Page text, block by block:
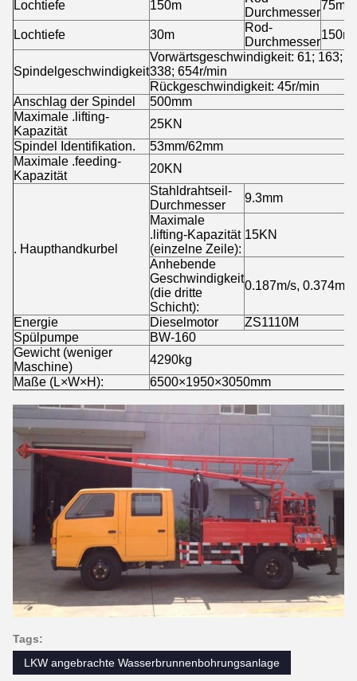
Lochtiefe 150m
Durchmesser
75mm
Lochtiefe 30m
Rod-
Durchmesser
Spindelgeschwindigkeit
Vorwärtsgeschwindigkeit: 61; 163;
338; 654r/min
Rückgeschwindigkeit: 45r/min
Anschlag der Spindel
500mm
Maximale .lifting-
Kapazität
25KN
Spindel Identifikation.
53mm/62mm
Maximale .feeding-
Kapazität
20KN
. Haupthandkurbel
Stahldrahtseil-
Durchmesser
9.3mm
Maximale
.lifting-Kapazität
(einzelne Zeile):
15KN
Anhebende
Geschwindigkeit
(die dritte
Schicht):
0.187m/s, 0.374m/s
Energie Dieselmotor
ZS1110M
Spülpumpe
BW-160
Gewicht (weniger
Maschine)
4290kg
Maße (L×W×H):
6500×1950×3050mm
Tags:
LKW angebrachte Wasserbrunnenbohrungsanlage